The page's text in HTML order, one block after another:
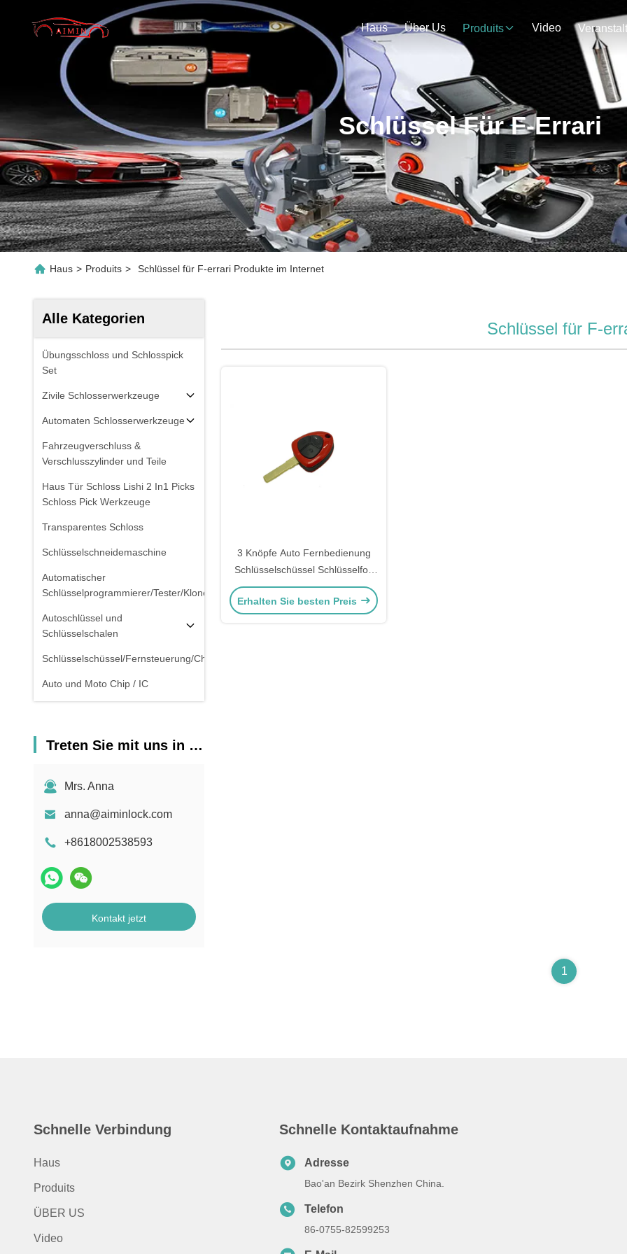
Haus Über Us Produits Video
Schlüssel Für F-Errari
Haus > Produits > Schlüssel für F-errari Produkte im Internet
Alle Kategorien
Übungsschloss und Schlosspick
Set
Zivile Schlosserwerkzeuge
Automaten Schlosserwerkzeuge
Fahrzeugverschluss &
Verschlusszylinder und Teile
Haus Tür Schloss Lishi 2 In1 Picks
Schloss Pick Werkzeuge
Transparentes Schloss
Schlüsselschneidemaschine
Automatischer
Schlüsselprogrammierer/Tester/Kloner
Autoschlüssel und
Schlüsselschalen
Schlüsselschüssel/Fernsteuerung/Chipschlüssel
Auto und Moto Chip / IC
Treten Sie mit uns in Verbindung
Mrs. Anna
anna@aiminlock.com
+8618002538593
Kontakt jetzt
Schlüssel für F-
3 Knöpfe Auto Fernbedienung
Schlüsselschüssel Schlüsselfob
Ersatz Schlüssel Fernbedienung
Gehäuse Ferrari
Erhalten Sie besten Preis
1
Schnelle Verbindung
Haus
Produits
ÜBER US
Video
Schnelle Kontaktaufnahme
Adresse
Bao'an Bezirk Shenzhen China.
Telefon
86-0755-82599253